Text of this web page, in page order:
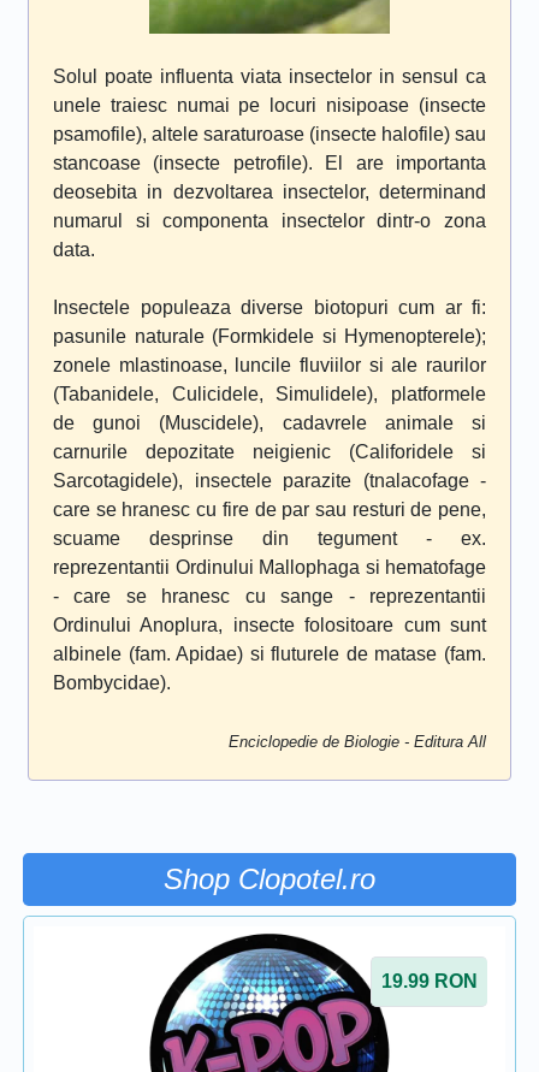
Solul poate influenta viata insectelor in sensul ca
unele traiesc numai pe locuri nisipoase (insecte
psamofile), altele saraturoase (insecte halofile) sau
stancoase (insecte petrofile). El are importanta
deosebita in dezvoltarea insectelor, determinand
numarul si componenta insectelor dintr-o zona
data.
Insectele populeaza diverse biotopuri cum ar fi:
pasunile naturale (Formkidele si Hymenopterele);
zonele mlastinoase, luncile fluviilor si ale raurilor
(Tabanidele, Culicidele, Simulidele), platformele
de gunoi (Muscidele), cadavrele animale si
carnurile depozitate neigienic (Califoridele si
Sarcotagidele), insectele parazite (tnalacofage -
care se hranesc cu fire de par sau resturi de pene,
scuame desprinse din tegument - ex.
reprezentantii Ordinului Mallophaga si hematofage
- care se hranesc cu sange - reprezentantii
Ordinului Anoplura, insecte folositoare cum sunt
albinele (fam. Apidae) si fluturele de matase (fam.
Bombycidae).
Enciclopedie de Biologie - Editura All
Shop Clopotel.ro
19.99 RON